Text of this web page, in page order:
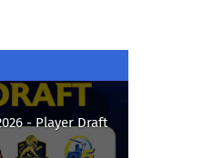
- Player Draft